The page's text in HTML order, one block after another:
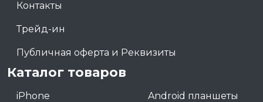
Контакты
Трейд-ин
Публичная оферта и Реквизиты
Каталог товаров
iPhone Android планшеты